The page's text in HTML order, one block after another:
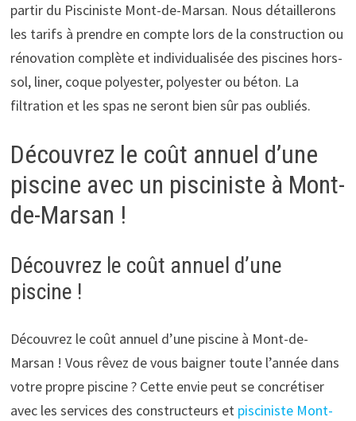
partir du Pisciniste Mont-de-Marsan. Nous détaillerons
les tarifs à prendre en compte lors de la construction ou
rénovation complète et individualisée des piscines hors-
sol, liner, coque polyester, polyester ou béton. La
filtration et les spas ne seront bien sûr pas oubliés.
Découvrez le coût annuel d’une
piscine avec un pisciniste à Mont-
de-Marsan !
Découvrez le coût annuel d’une
piscine !
Découvrez le coût annuel d’une piscine à Mont-de-
Marsan ! Vous rêvez de vous baigner toute l’année dans
votre propre piscine ? Cette envie peut se concrétiser
avec les services des constructeurs et pisciniste Mont-